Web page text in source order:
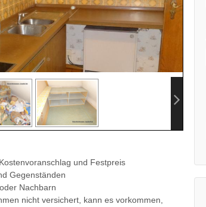
und Festpreis
Gegenständen
Nachbarn
nicht versichert, kann es vorkommen,